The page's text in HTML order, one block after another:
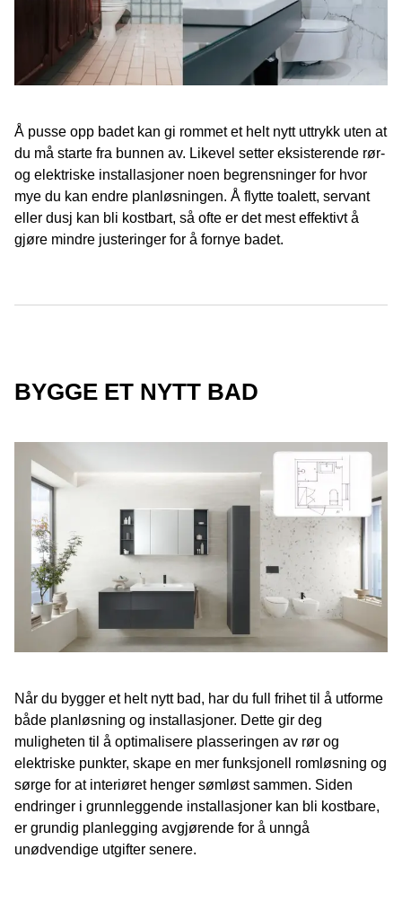
Å pusse opp badet kan gi rommet et helt nytt uttrykk uten at
du må starte fra bunnen av. Likevel setter eksisterende rør-
og elektriske installasjoner noen begrensninger for hvor
mye du kan endre planløsningen. Å flytte toalett, servant
eller dusj kan bli kostbart, så ofte er det mest effektivt å
gjøre mindre justeringer for å fornye badet.
BYGGE ET NYTT BAD
Når du bygger et helt nytt bad, har du full frihet til å utforme
både planløsning og installasjoner. Dette gir deg
muligheten til å optimalisere plasseringen av rør og
elektriske punkter, skape en mer funksjonell romløsning og
sørge for at interiøret henger sømløst sammen. Siden
endringer i grunnleggende installasjoner kan bli kostbare,
er grundig planlegging avgjørende for å unngå
unødvendige utgifter senere.